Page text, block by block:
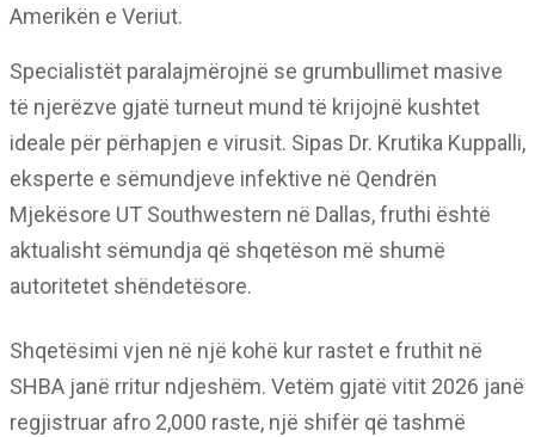
Amerikën e Veriut.
Specialistët paralajmërojnë se grumbullimet masive
të njerëzve gjatë turneut mund të krijojnë kushtet
ideale për përhapjen e virusit. Sipas Dr. Krutika Kuppalli,
eksperte e sëmundjeve infektive në Qendrën
Mjekësore UT Southwestern në Dallas, fruthi është
aktualisht sëmundja që shqetëson më shumë
autoritetet shëndetësore.
Shqetësimi vjen në një kohë kur rastet e fruthit në
SHBA janë rritur ndjeshëm. Vetëm gjatë vitit 2026 janë
regjistruar afro 2,000 raste, një shifër që tashmë